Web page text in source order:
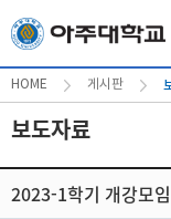
HOME 게시판
보도자료
2023-1학기 개강모